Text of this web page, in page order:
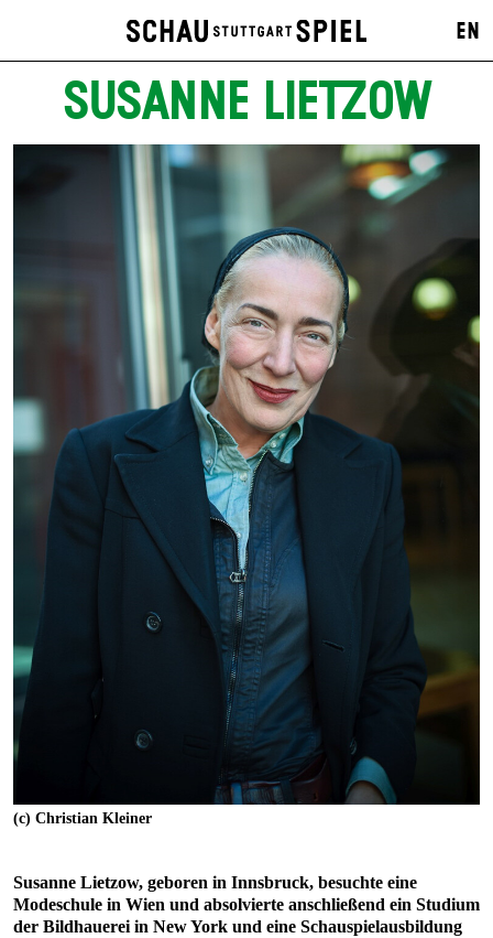
EN
SUSANNE LIETZOW
(c) Christian Kleiner
Susanne Lietzow, geboren in Innsbruck, besuchte eine
Modeschule in Wien und absolvierte anschließend ein Studium
der Bildhauerei in New York und eine Schauspielausbildung